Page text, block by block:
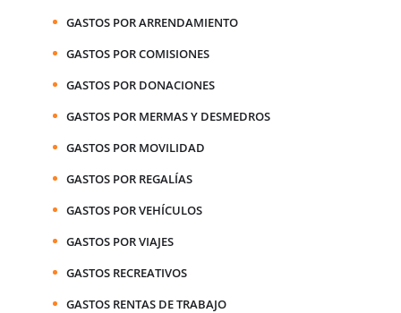
GASTOS POR ARRENDAMIENTO
GASTOS POR COMISIONES
GASTOS POR DONACIONES
GASTOS POR MERMAS Y DESMEDROS
GASTOS POR MOVILIDAD
GASTOS POR REGALÍAS
GASTOS POR VEHÍCULOS
GASTOS POR VIAJES
GASTOS RECREATIVOS
GASTOS RENTAS DE TRABAJO